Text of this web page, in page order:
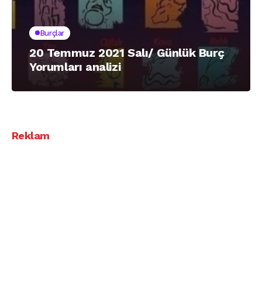
Burçlar
20 Temmuz 2021 Salı/ Günlük Burç
Yorumları analizi
Reklam